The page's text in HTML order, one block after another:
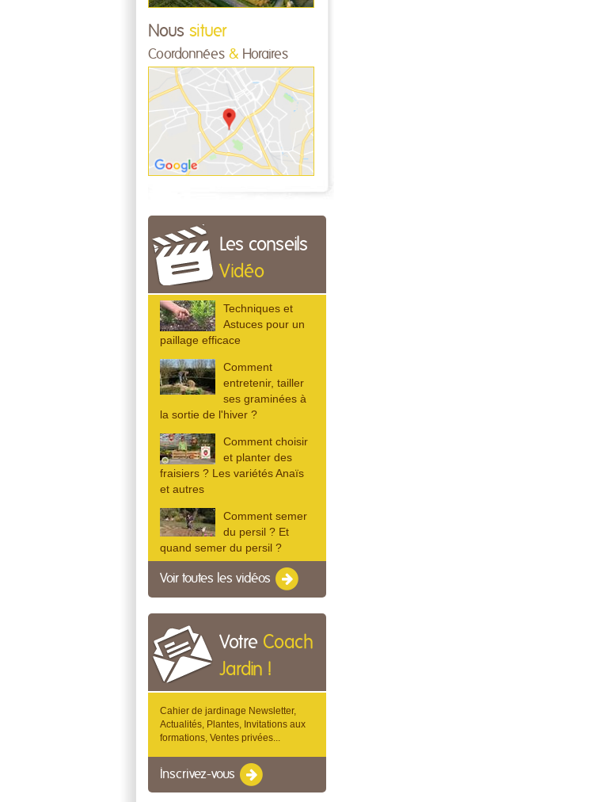
Nous situer
Coordonnées & Horaires
Les conseils
Vidéo
Techniques et
Astuces pour un
paillage efficace
Comment
entretenir, tailler
ses graminées à
la sortie de l'hiver ?
Comment choisir
et planter des
fraisiers ? Les variétés Anaïs
et autres
Comment semer
du persil ? Et
quand semer du persil ?
Voir toutes les vidéos
Votre Coach
Jardin !
Cahier de jardinage Newsletter,
Actualités, Plantes, Invitations aux
formations, Ventes privées...
Inscrivez-vous